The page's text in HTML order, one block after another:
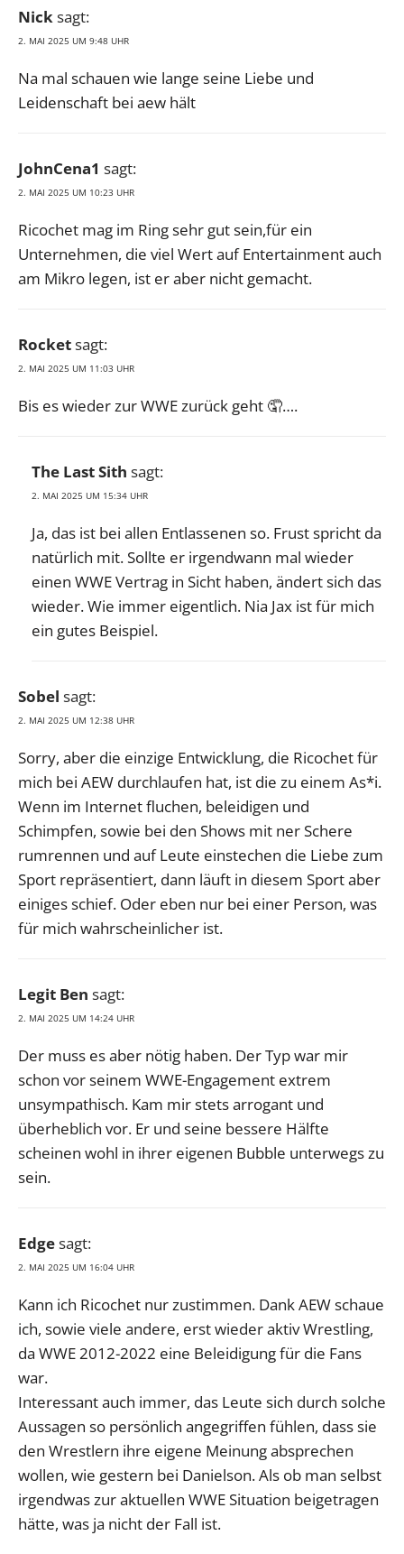
Nicksagt:
2. MAI 2025 UM 9:48 UHR
Na mal schauen wie lange seine Liebe und
Leidenschaft bei aew hält
JohnCena1 sagt:
2. MAI 2025 UM 10:23 UHR
Ricochet mag im Ring sehr gut sein,für ein
Unternehmen, die viel Wert auf Entertainment auch
am Mikro legen, ist er aber nicht gemacht.
Rocketsagt:
2. MAI 2025 UM 11:03 UHR
Bis es wieder zur WWE zurück geht 🤦….
The Last Sith sagt:
2. MAI 2025 UM 15:34 UHR
Ja, das ist bei allen Entlassenen so. Frust spricht da
natürlich mit. Sollte er irgendwann mal wieder
einen WWE Vertrag in Sicht haben, ändert sich das
wieder. Wie immer eigentlich. Nia Jax ist für mich
ein gutes Beispiel.
Sobel sagt:
2. MAI 2025 UM 12:38 UHR
Sorry, aber die einzige Entwicklung, die Ricochet für
mich bei AEW durchlaufen hat, ist die zu einem As*i.
Wenn im Internet fluchen, beleidigen und
Schimpfen, sowie bei den Shows mit ner Schere
rumrennen und auf Leute einstechen die Liebe zum
Sport repräsentiert, dann läuft in diesem Sport aber
einiges schief. Oder eben nur bei einer Person, was
für mich wahrscheinlicher ist.
Legit Ben sagt:
2. MAI 2025 UM 14:24 UHR
Der muss es aber nötig haben. Der Typ war mir
schon vor seinem WWE-Engagement extrem
unsympathisch. Kam mir stets arrogant und
überheblich vor. Er und seine bessere Hälfte
scheinen wohl in ihrer eigenen Bubble unterwegs zu
sein.
Edgesagt:
2. MAI 2025 UM 16:04 UHR
Kann ich Ricochet nur zustimmen. Dank AEW schaue
ich, sowie viele andere, erst wieder aktiv Wrestling,
da WWE 2012-2022 eine Beleidigung für die Fans
war.
Interessant auch immer, das Leute sich durch solche
Aussagen so persönlich angegriffen fühlen, dass sie
den Wrestlern ihre eigene Meinung absprechen
wollen, wie gestern bei Danielson. Als ob man selbst
irgendwas zur aktuellen WWE Situation beigetragen
hätte, was ja nicht der Fall ist.